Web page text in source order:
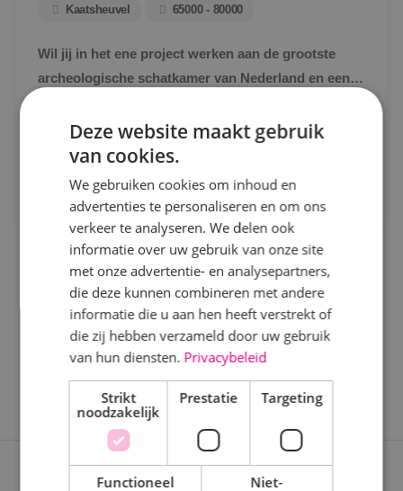
Locatie
Kaatsheuvel
Sprundel
Specialisme
Beveiligingstechniek
Elektrotechniek
Energietechniek
Staf
Uren
Fulltime
Kaatsheuvel 65000 - 80000
Wil jij in het ene project werken aan de grootste
archeologische schatkamer van Nederland en een
kantoorgebouw van Breda? Solliciteer dan snel!
Bekijk vacature
Direct solliciteren
Expertises
Deze website maakt gebruik
van cookies.
We gebruiken cookies om inhoud en
advertenties te personaliseren en om ons
verkeer te analyseren. We delen ook
informatie over uw gebruik van onze site
met onze advertentie- en analysepartners,
die deze kunnen combineren met andere
informatie die u aan hen heeft verstrekt of
die zij hebben verzameld door uw gebruik
van hun diensten. Privacybeleid
Strikt
noodzakelijk
Prestatie Targeting
Functioneel
Niet-